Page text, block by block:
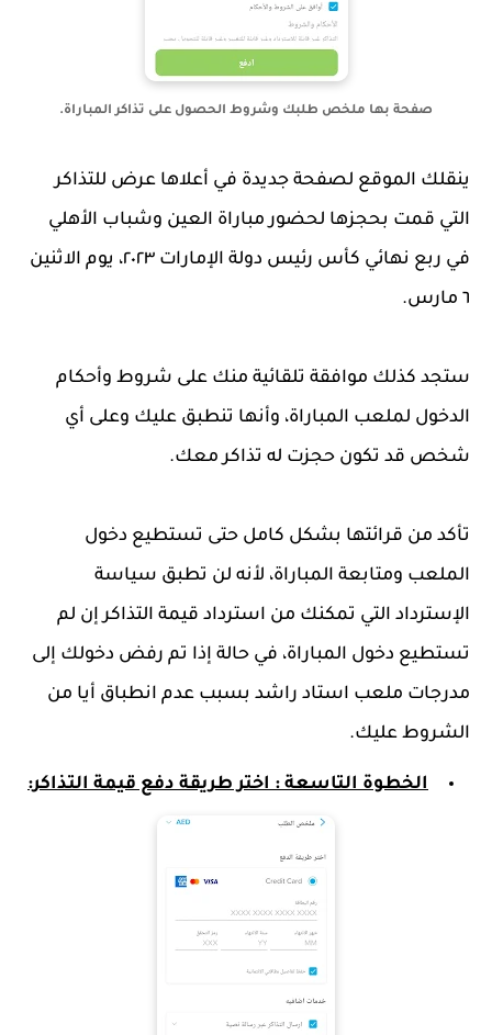
صفحة بها ملخص طلبك وشروط الحصول على تذاكر المباراة.
ينقلك الموقع لصفحة جديدة في أعلاها عرض للتذاكر
التي قمت بحجزها لحضور مباراة العين وشباب الأهلي
في ربع نهائي كأس رئيس دولة الإمارات ٢٠٢٣، يوم الاثنين
٦ مارس.
ستجد كذلك موافقة تلقائية منك على شروط وأحكام
الدخول لملعب المباراة، وأنها تنطبق عليك وعلى أي
شخص قد تكون حجزت له تذاكر معك.
تأكد من قرائتها بشكل كامل حتى تستطيع دخول
الملعب ومتابعة المباراة، لأنه لن تطبق سياسة
الإسترداد التي تمكنك من استرداد قيمة التذاكر إن لم
تستطيع دخول المباراة، في حالة إذا تم رفض دخولك إلى
مدرجات ملعب استاد راشد بسبب عدم انطباق أيا من
الشروط عليك.
الخطوة التاسعة : اختر طريقة دفع قيمة التذاكر: